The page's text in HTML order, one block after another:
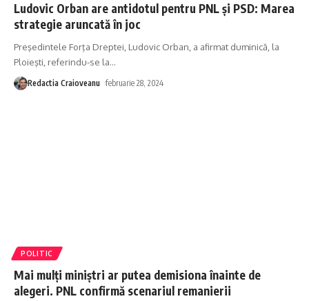
Ludovic Orban are antidotul pentru PNL și PSD: Marea
strategie aruncată în joc
Preşedintele Forţa Dreptei, Ludovic Orban, a afirmat duminică, la
Ploieşti, referindu-se la…
Redactia Craioveanu februarie 28, 2024
POLITIC
Mai mulți miniștri ar putea demisiona înainte de
alegeri. PNL confirmă scenariul remanierii